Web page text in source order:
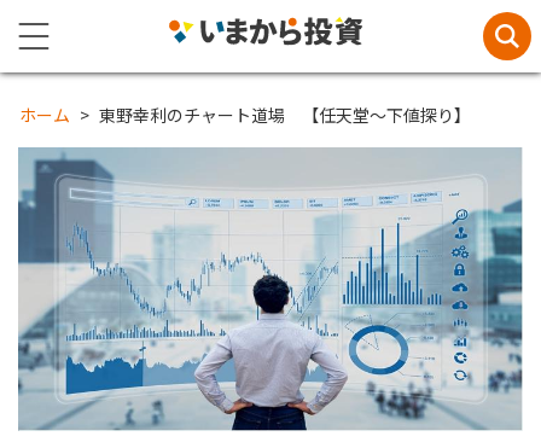
ホーム 東野幸利のチャート道場 【任天堂～下値探り】